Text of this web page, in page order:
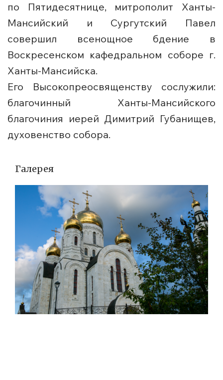
по Пятидесятнице, митрополит Ханты-
Мансийский и Сургутский Павел
совершил всенощное бдение в
Воскресенском кафедральном соборе г.
Ханты-Мансийска.
Его Высокопреосвященству сослужили:
благочинный Ханты-Мансийского
благочиния иерей Димитрий Губанищев,
духовенство собора.
Галерея